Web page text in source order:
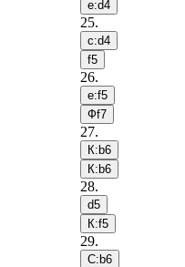
e:d4
25.
c:d4
f5
26.
e:f5
Фf7
27.
К:b6
К:b6
28.
d5
К:f5
29.
С:b6